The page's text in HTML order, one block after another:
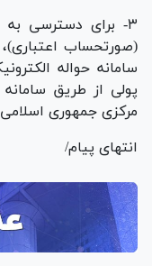
٣- برای دسترسی
(صورتحساب اعتباری)،
سامانه حواله
پولی از طریق
مرکزی جمهوری
انتهای پیام/